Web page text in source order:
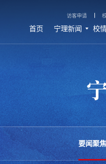
访客申请
首页 宁理新闻 校
要闻聚焦